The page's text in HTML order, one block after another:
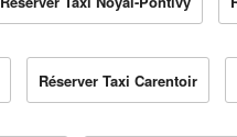
Réserver Taxi Carentoir